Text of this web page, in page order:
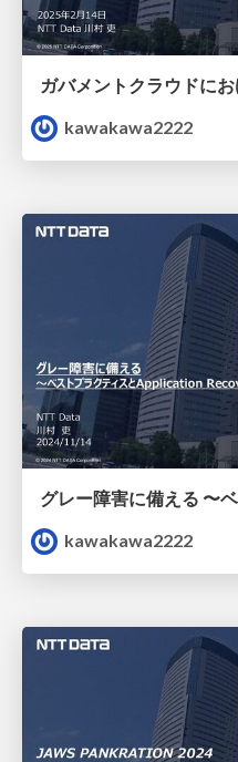
kawakawa2222
kawakawa2222